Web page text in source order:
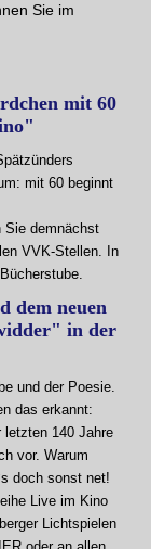
Sie im
mit 60
mit 60 beginnt
Sie demnächst
VVK-Stellen. In
dem neuen
in der
und der Poesie.
das erkannt:
140 Jahre
vor. Warum
doch sonst net!
Live im Kino
Lichtspielen